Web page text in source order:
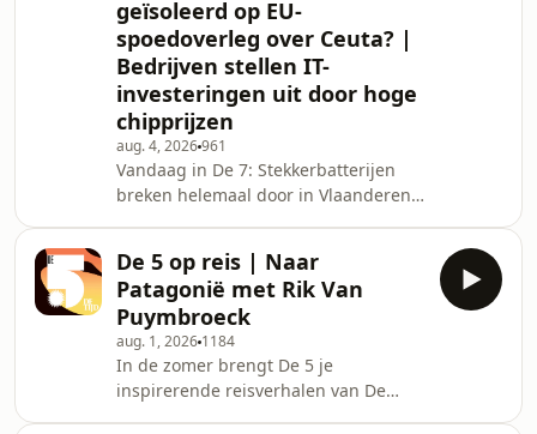
Belgi&euml; kan zijn aandeel in
Euroclear vergroten. Hoe strategisch
belangrijk is die effectenreus met
hoofdkwartier in Brussel? Ondanks de
oorlog in het Midden-Oosten en d
geïsoleerd op EU-
spoedoverleg over Ceuta? |
Bedrijven stellen IT-
investeringen uit door hoge
chipprijzen
aug. 4, 2026961
Vandaag in De 7: Stekkerbatterijen
breken helemaal door in Vlaanderen.
jaar. Vandaag is er spoedoverleg
tussen de Europese lidstaten na de
bestorming van de Spaanse enclave
Ceuta door migranten. Dreigt Spanje
straks helemaal alleen te komen
staan? Moeten Belgische bedrijven
straks werken met verouderde
De 5 op reis | Naar
Patagonië met Rik Van
Puymbroeck
aug. 1, 2026 1184
In de zomer brengt De 5 je
inspirerende reisverhalen van De